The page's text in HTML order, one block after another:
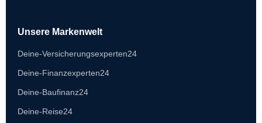
Unsere Markenwelt
Deine-Versicherungsexperten24
Deine-Finanzexperten24
Deine-Baufinanz24
Deine-Reise24